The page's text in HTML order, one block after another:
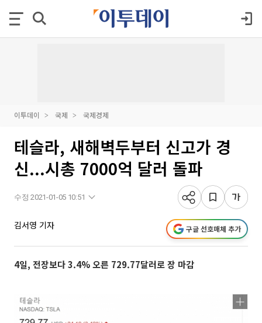
이투데이 국제 국제경제
테슬라, 새해벽두부터 신고가 경
신...시총 7000억 달러 돌파
수정 2021-01-05 10:51
김서영 기자 구글 선호매체 추가
4일, 전장보다 3.4% 오른 729.77달러로 장 마감